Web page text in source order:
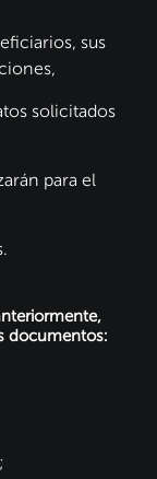
sus
solicitados
para el
documentos: